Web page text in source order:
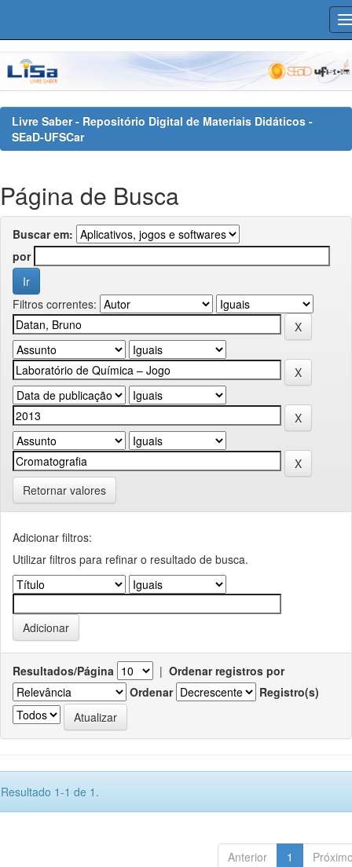
navigation
Livre Saber - Repositório Digital de Materiais Didáticos -
SEaD-UFSCar
Página de Busca
Buscar em:
por
Filtros correntes:
Retornar valores
Adicionar filtros:
Utilizar filtros para refinar o resultado de busca.
Resultados/Página | Ordenar registros por
Ordenar
Registro(s)
Resultado 1-1 de 1.
Anterior 1